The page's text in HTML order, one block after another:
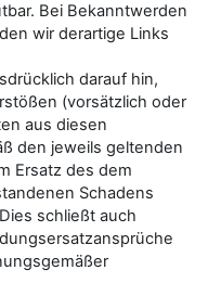
Bei Bekanntwerden
wir derartige Links
darauf hin,
(vorsätzlich oder
aus diesen
den jeweils geltenden
Ersatz des dem
Schadens
schließt auch